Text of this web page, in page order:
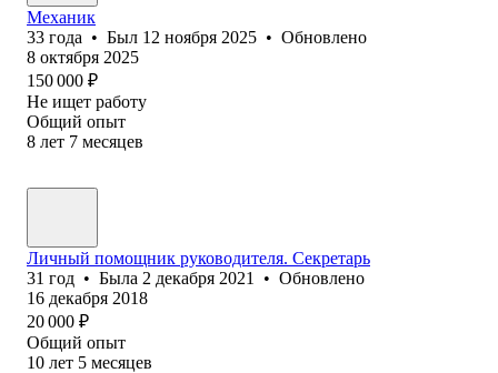
Механик
33 года • Был 12 ноября 2025 • Обновлено
8 октября 2025
150 000 ₽
Не ищет работу
Общий опыт
8 лет 7 месяцев
Личный помощник руководителя. Секретарь
31 год • Была 2 декабря 2021 • Обновлено
16 декабря 2018
20 000 ₽
Общий опыт
10 лет 5 месяцев